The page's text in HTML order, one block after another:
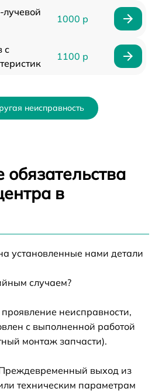
лучевой
1000 р
с
1100 р
неисправность
в
установленные нами детали
случаем?
неисправности,
с выполненной работой
монтаж запчасти).
выход из
техническим параметрам